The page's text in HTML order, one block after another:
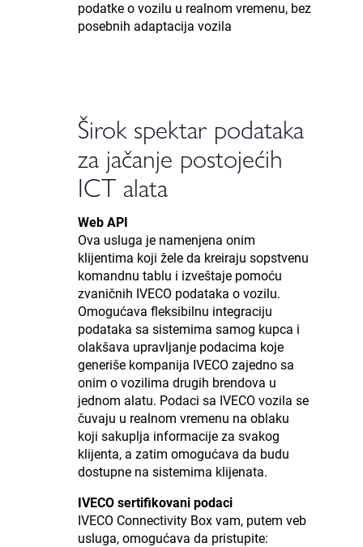
podatke o vozilu u realnom vremenu, bez
posebnih adaptacija vozila
Širok spektar podataka
za jačanje postojećih
ICT alata
Web API
Ova usluga je namenjena onim
klijentima koji žele da kreiraju sopstvenu
komandnu tablu i izveštaje pomoću
zvaničnih IVECO podataka o vozilu.
Omogućava fleksibilnu integraciju
podataka sa sistemima samog kupca i
olakšava upravljanje podacima koje
generiše kompanija IVECO zajedno sa
onim o vozilima drugih brendova u
jednom alatu. Podaci sa IVECO vozila se
čuvaju u realnom vremenu na oblaku
koji sakuplja informacije za svakog
klijenta, a zatim omogućava da budu
dostupne na sistemima klijenata.
IVECO sertifikovani podaci
IVECO Connectivity Box vam, putem veb
usluga, omogućava da pristupite: